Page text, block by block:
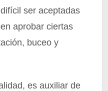
ser aceptadas
aprobar ciertas
buceo y
es auxiliar de